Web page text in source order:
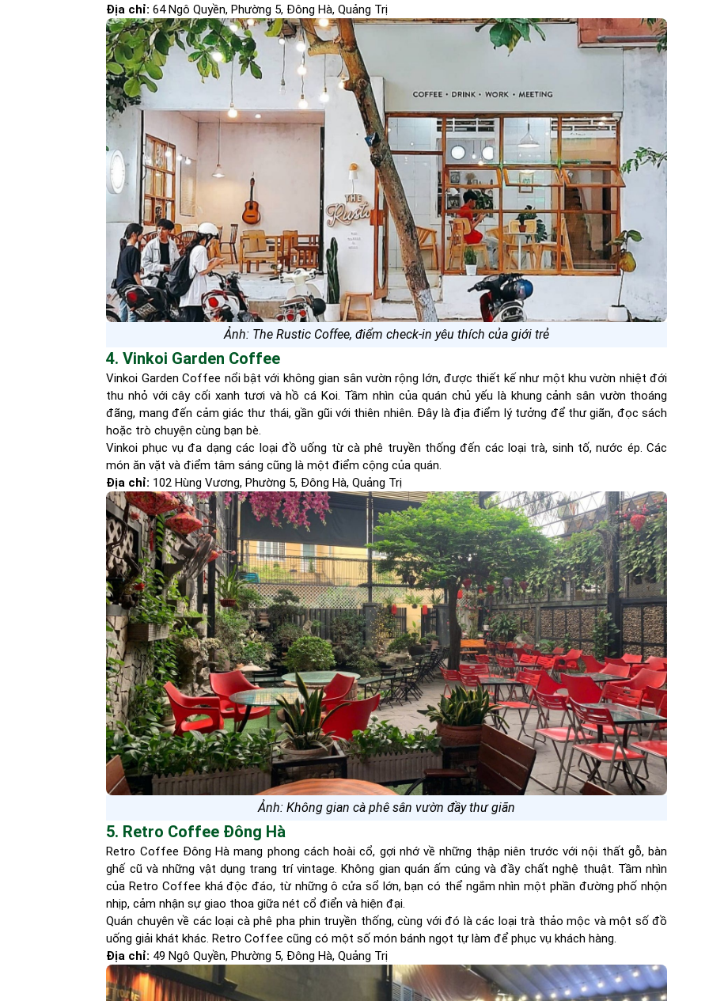
Địa chỉ:64 Ngô Quyền, Phường 5, Đông Hà, Quảng Trị
Ảnh: The Rustic Coffee, điểm check-in yêu thích của giới trẻ
4. Vinkoi Garden Coffee
Vinkoi Garden Coffee nổi bật với không gian sân vườn rộng lớn, được thiết kế như một khu vườn nhiệt đới
thu nhỏ với cây cối xanh tươi và hồ cá Koi. Tầm nhìn của quán chủ yếu là khung cảnh sân vườn thoáng
đãng, mang đến cảm giác thư thái, gần gũi với thiên nhiên. Đây là địa điểm lý tưởng để thư giãn, đọc sách
hoặc trò chuyện cùng bạn bè.
Vinkoi phục vụ đa dạng các loại đồ uống từ cà phê truyền thống đến các loại trà, sinh tố, nước ép. Các
món ăn vặt và điểm tâm sáng cũng là một điểm cộng của quán.
Địa chỉ: 102 Hùng Vương, Phường 5, Đông Hà, Quảng Trị
Ảnh: Không gian cà phê sân vườn đầy thư giãn
5. Retro Coffee Đông Hà
Retro Coffee Đông Hà mang phong cách hoài cổ, gợi nhớ về những thập niên trước với nội thất gỗ, bàn
ghế cũ và những vật dụng trang trí vintage. Không gian quán ấm cúng và đầy chất nghệ thuật. Tầm nhìn
của Retro Coffee khá độc đáo, từ những ô cửa sổ lớn, bạn có thể ngắm nhìn một phần đường phố nhộn
nhịp, cảm nhận sự giao thoa giữa nét cổ điển và hiện đại.
Quán chuyên về các loại cà phê pha phin truyền thống, cùng với đó là các loại trà thảo mộc và một số đồ
uống giải khát khác. Retro Coffee cũng có một số món bánh ngọt tự làm để phục vụ khách hàng.
Địa chỉ: 49 Ngô Quyền, Phường 5, Đông Hà, Quảng Trị